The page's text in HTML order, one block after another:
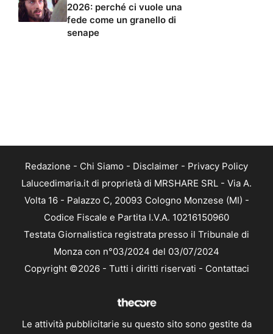
2026: perché ci vuole una
fede come un granello di
senape
Redazione - Chi Siamo - Disclaimer - Privacy Policy
Lalucedimaria.it di proprietà di MRSHARE SRL - Via A.
Volta 16 - Palazzo C, 20093 Cologno Monzese (MI) -
Codice Fiscale e Partita I.V.A. 10216150960
Testata Giornalistica registrata presso il Tribunale di
Monza con n°03/2024 del 03/07/2024
Copyright ©2026 - Tutti i diritti riservati - Contattaci
Le attività pubblicitarie su questo sito sono gestite da